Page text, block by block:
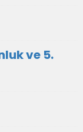
ve 5.